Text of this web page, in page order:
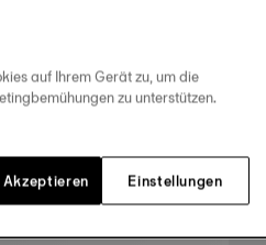
auf Ihrem Gerät zu, um die
zu unterstützen.
Einstellungen